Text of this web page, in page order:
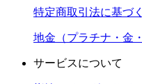
特定商取引法に基づ
地金（プラチナ・金
サービスについて